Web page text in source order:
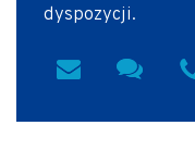
dyspozycji.